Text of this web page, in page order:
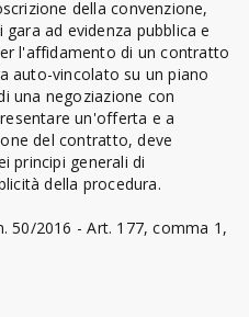
della convenzione,
ad evidenza pubblica e
l'affidamento di un contratto
auto-vincolato su un piano
una negoziazione con
un'offerta e a
del contratto, deve
principi generali di
della procedura.
50/2016 - Art. 177, comma 1,